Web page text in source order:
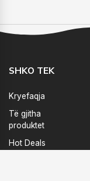
SHKO TEK
Kryefaqja
Të gjitha
produktet
Hot Deals